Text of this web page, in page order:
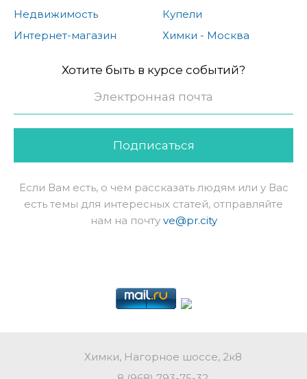
Недвижимость
Интернет-магазин
Купели
Химки - Москва
Хотите быть в курсе событий?
Подписаться
Если Вам есть, о чем рассказать людям или у Вас
есть темы для интересных статей, отправляйте
нам на почту ve@pr.city
Химки, Нагорное шоссе, 2к8